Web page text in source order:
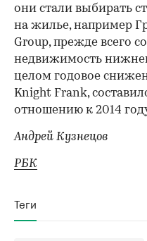
они стали выбирать
на жилье, например​
Group, прежде всего
недвижимость
целом годовое
Knight Frank,
отношению к 2014
Андрей Кузнецов
РБК
Теги